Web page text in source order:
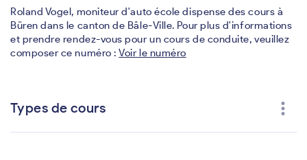
Roland Vogel, moniteur d'auto école dispense des cours à
Büren dans le canton de Bâle-Ville. Pour plus d'informations
et prendre rendez-vous pour un cours de conduite, veuillez
composer ce numéro :Voir le numéro
Types de cours more_vert